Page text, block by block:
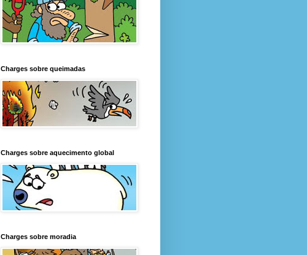
Charges sobre queimadas
Charges sobre aquecimento global
Charges sobre moradia